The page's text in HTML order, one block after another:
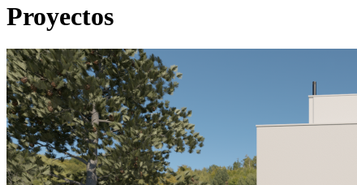
Proyectos